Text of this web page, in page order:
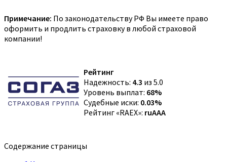
Примечание: По законодательству РФ Вы имеете право
оформить и продлить страховку в любой страховой
компании!
Рейтинг
Надежность: 4.3 из 5.0
Уровень выплат: 68%
Судебные иски: 0.03%
Рейтинг «RAEX»: ruAAA
Содержание страницы